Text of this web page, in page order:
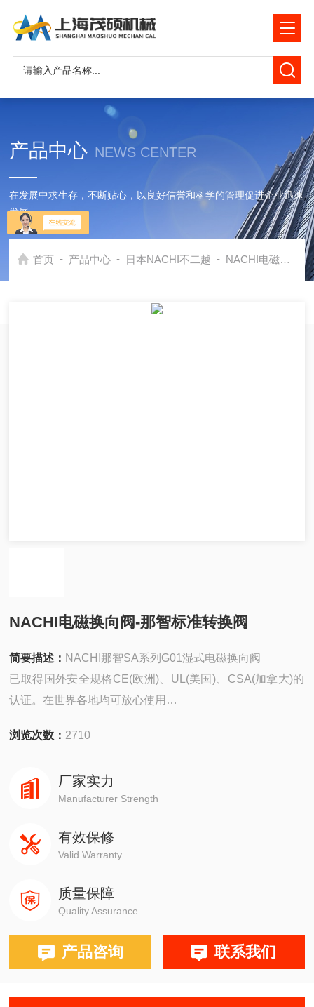
产品中心 NEWS CENTER
在发展中求生存，不断贴心，以良好信誉和科学的管理促进企业迅速
发展
首页 - 产品中心 - 日本NACHI不二越 - NACHI电磁阀
NACHI电磁换向阀-那智标准转换阀
简要描述： NACHI那智SA系列G01湿式电磁换向阀
已取得国外安全规格CE(欧洲)、UL(美国)、CSA(加拿大)的
认证。在世界各地均可放心使用
浏览次数： 2710
厂家实力
Manufacturer Strength
有效保修
Valid Warranty
质量保障
Quality Assurance
产品咨询 联系我们